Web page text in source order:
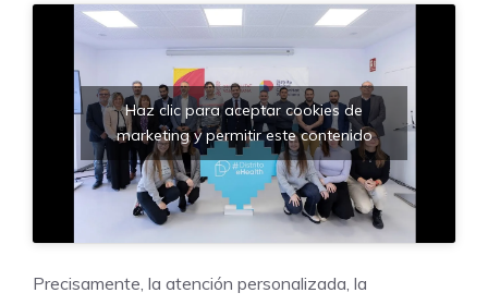
Haz clic para aceptar cookies de
marketing y permitir este contenido
Precisamente, la atención personalizada, la